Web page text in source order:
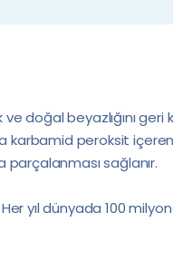
doğal beyazlığını geri
peroksit içeren
sağlanır.
yıl dünyada 100